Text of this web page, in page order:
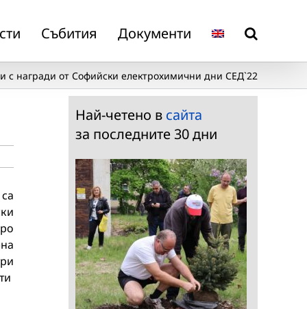
Събития Документи
с награди от Софийски електрохимични дни СЕД`22
Най-четено в сайта
за последните 30 дни